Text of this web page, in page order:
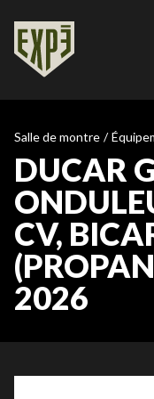
Salle de montre /
DUCAR
CV,
2026